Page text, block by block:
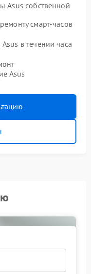
Asus собственной
смарт-часов
в течении часа
Asus